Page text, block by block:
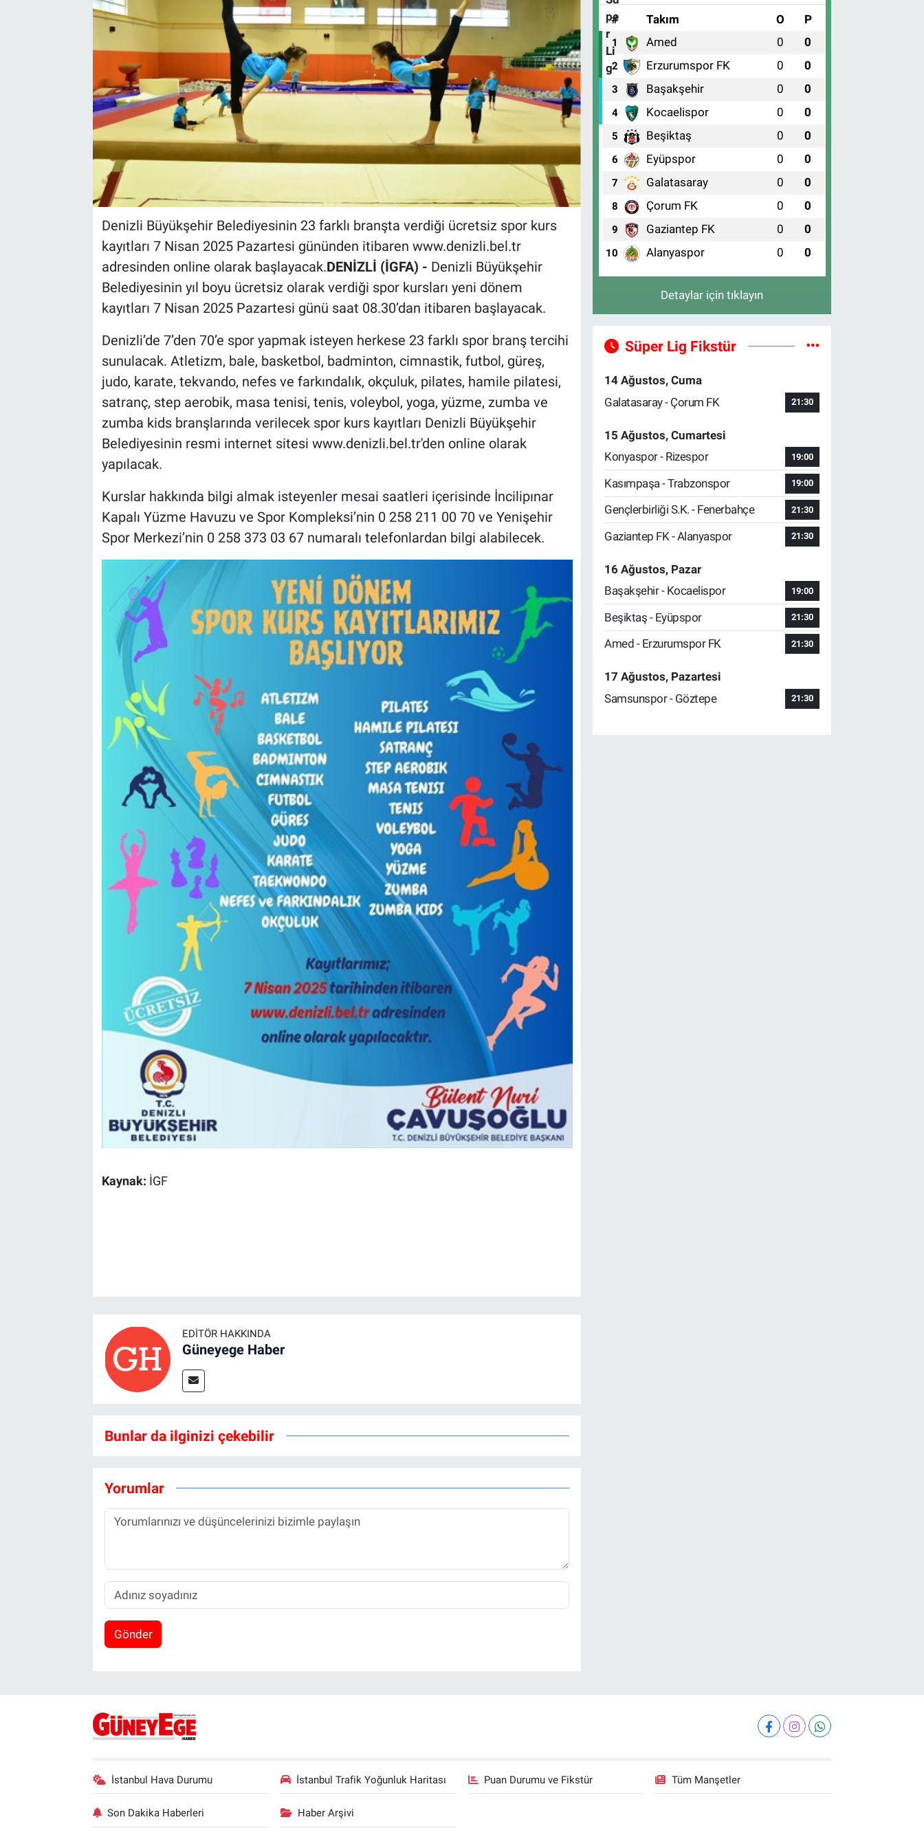
Denizli Büyükşehir Belediyesinin 23 farklı branşta verdiği ücretsiz spor kurs
kayıtları 7 Nisan 2025 Pazartesi gününden itibaren www.denizli.bel.tr
adresinden online olarak başlayacak.DENİZLİ (İGFA) - Denizli Büyükşehir
Belediyesinin yıl boyu ücretsiz olarak verdiği spor kursları yeni dönem
kayıtları 7 Nisan 2025 Pazartesi günü saat 08.30’dan itibaren başlayacak.
Denizli’de 7’den 70’e spor yapmak isteyen herkese 23 farklı spor branş tercihi
sunulacak. Atletizm, bale, basketbol, badminton, cimnastik, futbol, güreş,
judo, karate, tekvando, nefes ve farkındalık, okçuluk, pilates, hamile pilatesi,
satranç, step aerobik, masa tenisi, tenis, voleybol, yoga, yüzme, zumba ve
zumba kids branşlarında verilecek spor kurs kayıtları Denizli Büyükşehir
Belediyesinin resmi internet sitesi www.denizli.bel.tr'den online olarak
yapılacak.
Kurslar hakkında bilgi almak isteyenler mesai saatleri içerisinde İncilipınar
Kapalı Yüzme Havuzu ve Spor Kompleksi’nin 0 258 211 00 70 ve Yenişehir
Spor Merkezi’nin 0 258 373 03 67 numaralı telefonlardan bilgi alabilecek.
Kaynak: İGF
EDITÖR HAKKINDA
Güneyege Haber
Bunlar da ilginizi çekebilir
Yorumlar
Gönder
# Takım O P
1 Amed 0 0
2 Erzurumspor FK 0 0
3 Başakşehir 0 0
4 Kocaelispor 0 0
5 Beşiktaş 0 0
6 Eyüpspor 0 0
7 Galatasaray 0 0
8 Çorum FK 0 0
9 Gaziantep FK 0 0
10 Alanyaspor 0 0
Detaylar için tıklayın
Süper Lig Fikstür
14 Ağustos, Cuma
Galatasaray - Çorum FK
21:30
15 Ağustos, Cumartesi
Konyaspor - Rizespor
19:00
Kasımpaşa - Trabzonspor 19:00
Gençlerbirliği S.K. - Fenerbahçe 21:30
Gaziantep FK - Alanyaspor 21:30
16 Ağustos, Pazar
Başakşehir - Kocaelispor
19:00
Beşiktaş - Eyüpspor 21:30
Amed - Erzurumspor FK 21:30
17 Ağustos, Pazartesi
Samsunspor - Göztepe
21:30
İstanbul Hava Durumu İstanbul Trafik Yoğunluk Haritası Puan Durumu ve Fikstür Tüm Manşetler
Son Dakika Haberleri Haber Arşivi